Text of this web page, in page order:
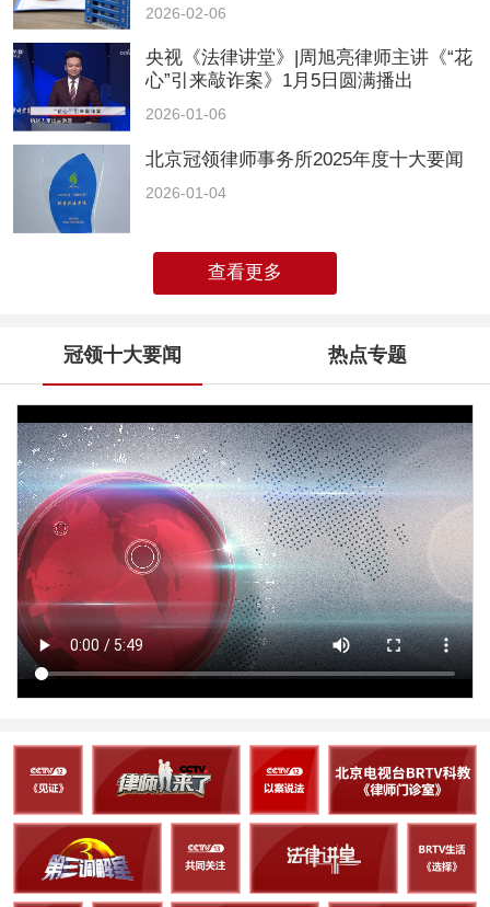
2026-02-06
央视《法律讲堂》|周旭亮律师主讲《“花
心”引来敲诈案》1月5日圆满播出
2026-01-06
北京冠领律师事务所2025年度十大要闻
2026-01-04
查看更多
冠领十大要闻 热点专题